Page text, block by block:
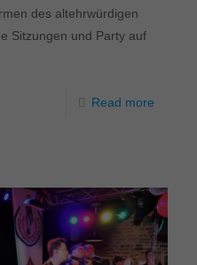
des altehrwürdigen
Sitzungen und Party auf
Read more